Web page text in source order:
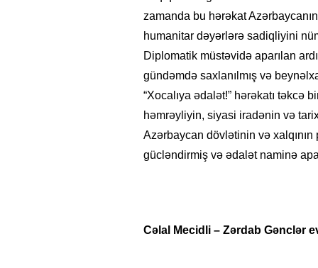
zamanda bu hərəkat
humanitar dəyərlərə sadiqliyini
Diplomatik müstəvidə aparılan
gündəmdə saxlanılmış və
“Xocalıya ədalət!” hərəkatı təkcə
həmrəyliyin, siyasi iradənin və
Azərbaycan dövlətinin və
gücləndirmiş və ədalət naminə
Cəlal Mecidli – Zərdab Gənclər